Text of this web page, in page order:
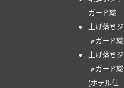
ガード織
上げ落ちジ
ャガード織
上げ落ちジ
ャガード織
(ホテル仕